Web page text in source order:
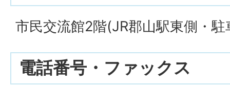
市民交流館2階(JR郡山駅東側・
電話番号・ファックス